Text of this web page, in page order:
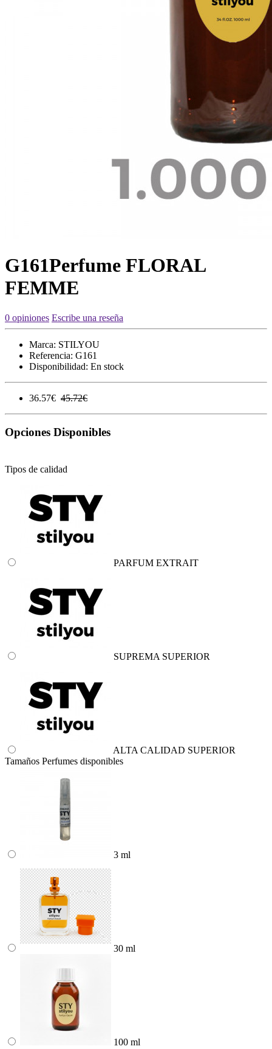
G161Perfume FLORAL
FEMME
0 opiniones Escribe una reseña
Marca: STILYOU
Referencia: G161
Disponibilidad: En stock
36.57€ 45.72€
Opciones Disponibles
Tipos de calidad
PARFUM EXTRAIT
SUPREMA SUPERIOR
ALTA CALIDAD SUPERIOR
Tamaños Perfumes disponibles
3 ml
30 ml
100 ml